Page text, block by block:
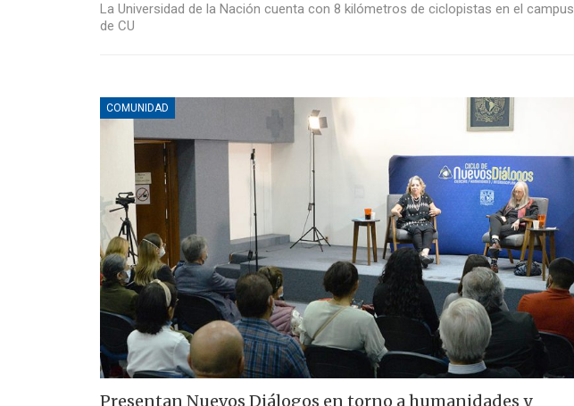
La Universidad de la Nación cuenta con 8 kilómetros de ciclopistas en el campus
de CU
COMUNIDAD
Presentan Nuevos Diálogos en torno a humanidades y